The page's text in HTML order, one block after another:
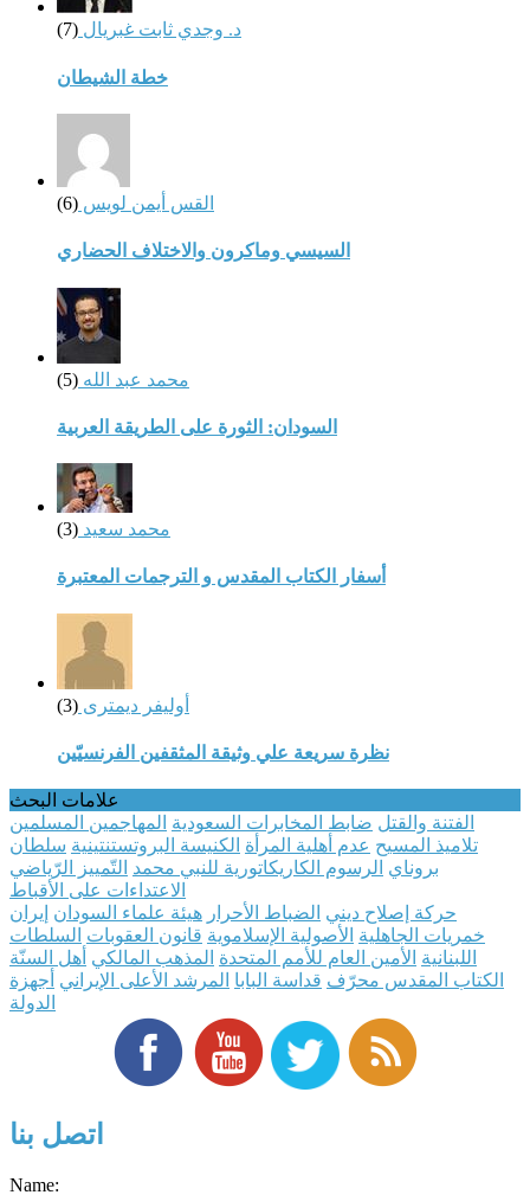
د. وجدي ثابت غبريال (7)
خطة الشيطان
القس أيمن لويس (6)
السيسي وماكرون والاختلاف الحضاري
محمد عبد الله (5)
السودان: الثورة على الطريقة العربية
محمد سعيد (3)
أسفار الكتاب المقدس و الترجمات المعتبرة
أوليفر ديمترى (3)
نظرة سريعة علي وثيقة المثقفين الفرنسيّين
علامات البحث
الفتنة والقتل ضابط المخابرات السعودية المهاجمين المسلمين
تلاميذ المسيح عدم أهلية المرأة الكنيسة البروتستنتينية سلطان
بروناي الرسوم الكاريكاتورية للنبي محمد التّمييز الرّياضي
الاعتداءات على الأقباط
حركة إصلاح ديني الضباط الأحرار هيئة علماء السودان إيران
خمريات الجاهلية الأصولية الإسلاموية قانون العقوبات السلطات
اللبنانية الأمين العام للأمم المتحدة المذهب المالكي أهل السنّة
الكتاب المقدس محرّف قداسة البابا المرشد الأعلى الإيراني أجهزة
الدولة
اتصل بنا
Name: